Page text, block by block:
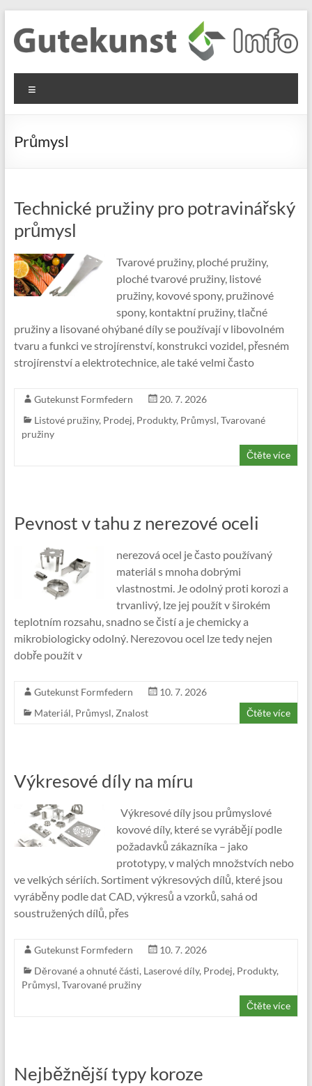
content
Gutekunst
Formfedern
GmbH
Informationen
Flachmaterial
Průmysl
Technické pružiny pro potravinářský
průmysl
Tvarové pružiny, ploché pružiny,
ploché tvarové pružiny, listové
pružiny, kovové spony, pružinové
spony, kontaktní pružiny, tlačné
pružiny a lisované ohýbané díly se používají v libovolném
tvaru a funkci ve strojírenství, konstrukci vozidel, přesném
strojírenství a elektrotechnice, ale také velmi často
Gutekunst Formfedern
20. 7. 2026
Listové pružiny, Prodej, Produkty, Průmysl, Tvarované
pružiny
Čtěte více
Pevnost v tahu z nerezové oceli
nerezová ocel je často používaný
materiál s mnoha dobrými
vlastnostmi. Je odolný proti korozi a
trvanlivý, lze jej použít v širokém
teplotním rozsahu, snadno se čistí a je chemicky a
mikrobiologicky odolný. Nerezovou ocel lze tedy nejen
dobře použít v
Gutekunst Formfedern
10. 7. 2026
Materiál, Průmysl, Znalost Čtěte více
Výkresové díly na míru
Výkresové díly jsou průmyslové
kovové díly, které se vyrábějí podle
požadavků zákazníka – jako
prototypy, v malých množstvích nebo
ve velkých sériích. Sortiment výkresových dílů, které jsou
vyráběny podle dat CAD, výkresů a vzorků, sahá od
soustružených dílů, přes
Gutekunst Formfedern
10. 7. 2026
Děrované a ohnuté části, Laserové díly, Prodej, Produkty,
Průmysl, Tvarované pružiny
Čtěte více
Nejběžnější typy koroze